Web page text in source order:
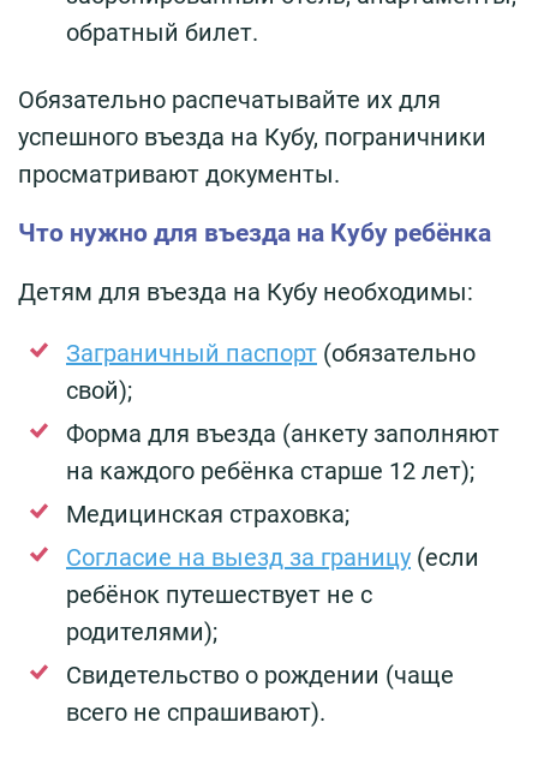
обратный билет.
Обязательно распечатывайте их для
успешного въезда на Кубу, пограничники
просматривают документы.
Что нужно для въезда на Кубу ребёнка
Детям для въезда на Кубу необходимы:
Заграничный паспорт (обязательно
свой);
Форма для въезда (анкету заполняют
на каждого ребёнка старше 12 лет);
Медицинская страховка;
Согласие на выезд за границу (если
ребёнок путешествует не с
родителями);
Свидетельство о рождении (чаще
всего не спрашивают).